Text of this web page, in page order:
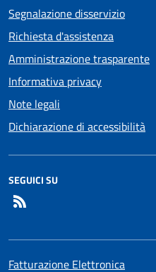
Segnalazione disservizio
Richiesta d'assistenza
Amministrazione trasparente
Informativa privacy
Note legali
Dichiarazione di accessibilità
SEGUICI SU
Fatturazione Elettronica